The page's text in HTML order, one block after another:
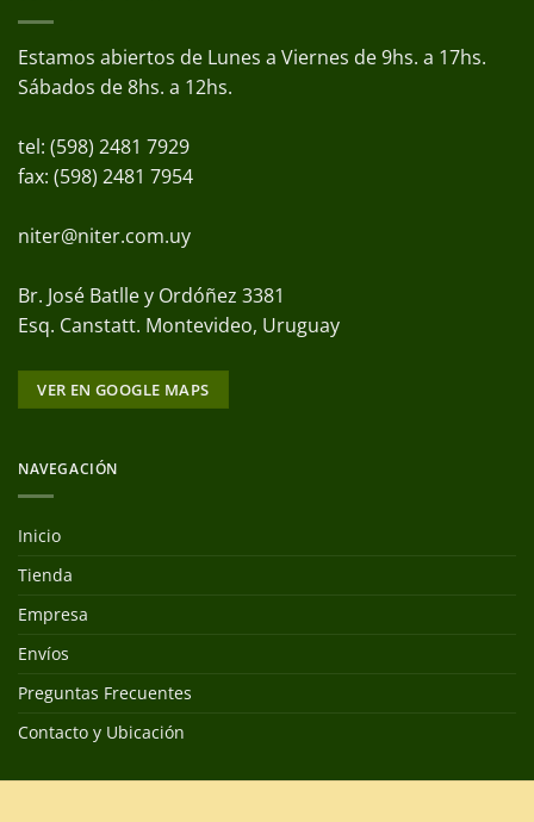
Estamos abiertos de Lunes a Viernes de 9hs. a 17hs.
Sábados de 8hs. a 12hs.
tel: (598) 2481 7929
fax: (598) 2481 7954
niter@niter.com.uy
Br. José Batlle y Ordóñez 3381
Esq. Canstatt. Montevideo, Uruguay
VER EN GOOGLE MAPS
NAVEGACIÓN
Inicio
Tienda
Empresa
Envíos
Preguntas Frecuentes
Contacto y Ubicación